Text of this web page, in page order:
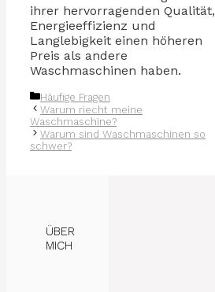
ihrer hervorragenden Qualität,
Energieeffizienz und
Langlebigkeit einen höheren
Preis als andere
Waschmaschinen haben.
Kategorien
Häufige Fragen
Warum riecht meine
Waschmaschine?
Warum sind Waschmaschinen so
schwer?
ÜBER
MICH